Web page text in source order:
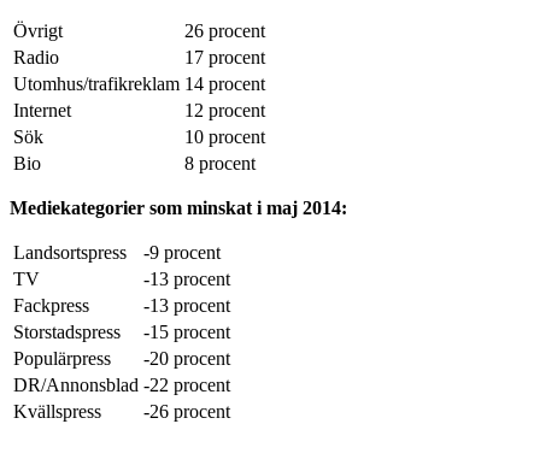
Övrigt
26 procent
Radio
17 procent
Utomhus/trafikreklam 14 procent
Internet
12 procent
Sök
10 procent
Bio
8 procent
Mediekategorier som minskat i maj 2014:
Landsortspress
-9 procent
TV
-13 procent
Fackpress
-13 procent
Storstadspress
-15 procent
Populärpress
-20 procent
DR/Annonsblad -22 procent
Kvällspress
-26 procent